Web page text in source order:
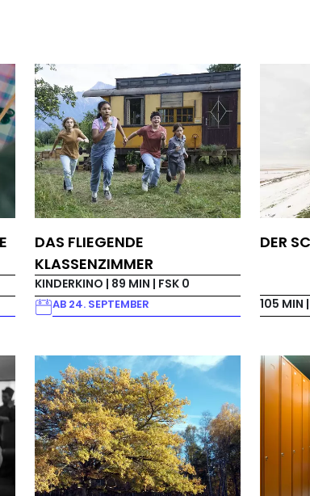
DAS FLIEGENDE
KLASSENZIMMER
KINDERKINO | 89 MIN | FSK 0
AB 24. SEPTEMBER
DER
105 MIN